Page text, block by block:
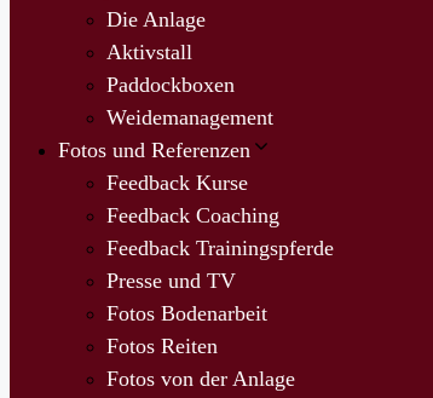
Die Anlage
Aktivstall
Paddockboxen
Weidemanagement
Fotos und Referenzen
Feedback Kurse
Feedback Coaching
Feedback Trainingspferde
Presse und TV
Fotos Bodenarbeit
Fotos Reiten
Fotos von der Anlage